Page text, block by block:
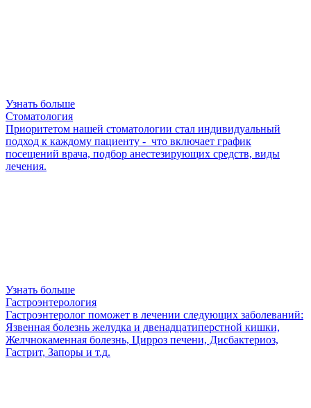
Узнать больше
Стоматология
Приоритетом нашей стоматологии стал индивидуальный
подход к каждому пациенту - что включает график
посещений врача, подбор анестезирующих средств, виды
лечения.
Узнать больше
Гастроэнтерология
Гастроэнтеролог поможет в лечении следующих заболеваний:
Язвенная болезнь желудка и двенадцатиперстной кишки,
Желчнокаменная болезнь, Цирроз печени, Дисбактериоз,
Гастрит, Запоры и т.д.